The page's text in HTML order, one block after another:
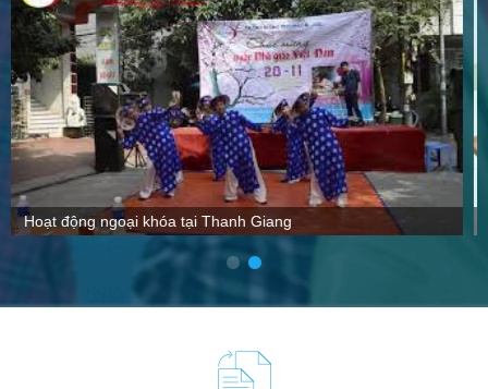
VTC nói gì về Thanh Giang